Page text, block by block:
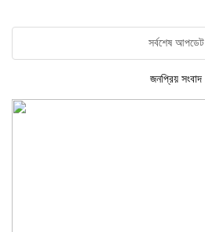
সর্বশেষ আপডেট
জনপ্রিয় সংবাদ